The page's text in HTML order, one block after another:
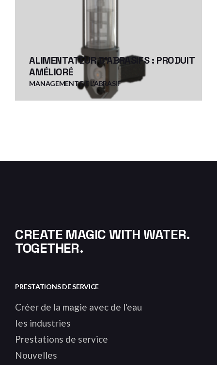
ALIMENTATEUR D'ABRASIFS : PRODUIT
AMÉLIORÉ
MANAGEMENT DE L'ABRASIF
CREATE MAGIC WITH WATER.
TOGETHER.
PRESTATIONS DE SERVICE
Créer de la magie avec de l'eau
Ies industries
Prestations de service
Nouvelles